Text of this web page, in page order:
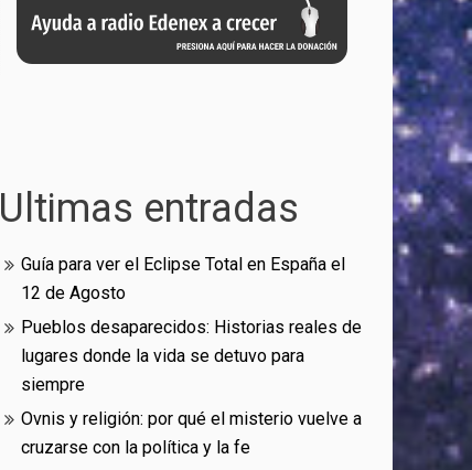
Ultimas entradas
Guía para ver el Eclipse Total en España el
12 de Agosto
Pueblos desaparecidos: Historias reales de
lugares donde la vida se detuvo para
siempre
Ovnis y religión: por qué el misterio vuelve a
cruzarse con la política y la fe